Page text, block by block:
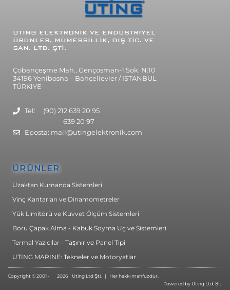
UTING ELEKTRONİK VE ENDÜSTRİYEL
ÜRÜNLER, MÜMESSİLLİK, DIŞ TİC. VE
SAN. LTD. ŞTİ.
Çobançeşme Mah., Gençosman-1 Sok. N:10
34196 Yenibosna – Bahçelievler / ISTANBUL
TÜRKİYE
Tel: (90) 212 639 20 95
639 20 97
Eposta: mail@utingelektronik.com
ÜRÜNLER
Uzaktan Kumanda Sistemleri
Vinç Kantarları ve Dinamometreler
Yük Limitörü ve Kuvvet Ölçüm Sistemleri
Boru Çapak Alma - Kabuk Soyma Uç ve Sistemleri
Termal Yazıcılar - Taşınır ve Panel Tipi
UTING MARINE: Tekneler ve Motoryatlar
Copyright © 2001 - 2026
Uting Ltd Şti. | Her hakkı mahfuzdur.
Powered by Uting Ltd. Şti.